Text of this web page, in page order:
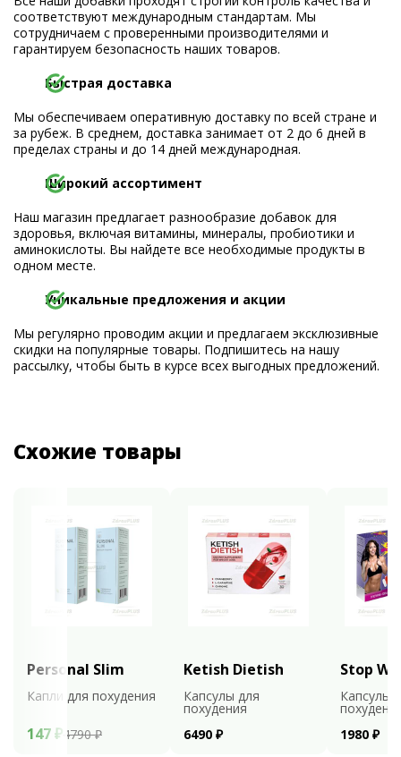
соответствуют международным стандартам. Мы
сотрудничаем с проверенными производителями и
гарантируем безопасность наших товаров.
Быстрая доставка
Мы обеспечиваем оперативную доставку по всей стране и
за рубеж. В среднем, доставка занимает от 2 до 6 дней в
пределах страны и до 14 дней международная.
Широкий ассортимент
Наш магазин предлагает разнообразие добавок для
здоровья, включая витамины, минералы, пробиотики и
аминокислоты. Вы найдете все необходимые продукты в
одном месте.
Уникальные предложения и акции
Мы регулярно проводим акции и предлагаем эксклюзивные
скидки на популярные товары. Подпишитесь на нашу
рассылку, чтобы быть в курсе всех выгодных предложений.
Схожие товары
Personal Slim
Капли для похудения
147 ₽ 4790 ₽
Ketish Dietish
Капсулы для
похудения
6490 ₽
Stop
Капсулы
1980 ₽